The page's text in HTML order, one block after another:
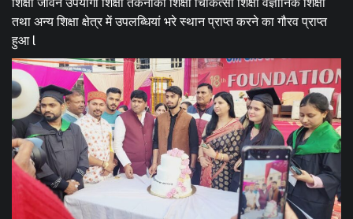
शिक्षा जीवन उपयोगी शिक्षा तकनीकी शिक्षा चिकित्सा शिक्षा वैज्ञानिक शिक्षा
तथा अन्य शिक्षा क्षेत्र में उपलब्धियां भरे स्थान प्राप्त करने का गौरव प्राप्त
हुआ l